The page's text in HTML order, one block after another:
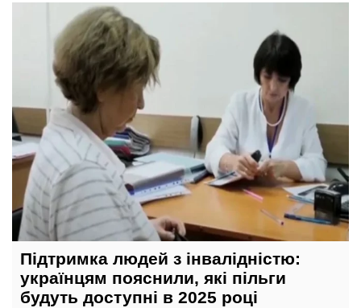
26 грудня, 19:00
Підтримка людей з інвалідністю:
українцям пояснили, які пільги
будуть доступні в 2025 році